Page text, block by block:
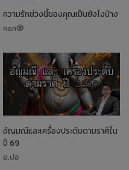
ความรักช่วงนี้ของคุณเป็นยังไงบ้าง
non🧿
อัญมณีและเครื่องประดับตามราศีใน
ปี 69
อ.ปอ